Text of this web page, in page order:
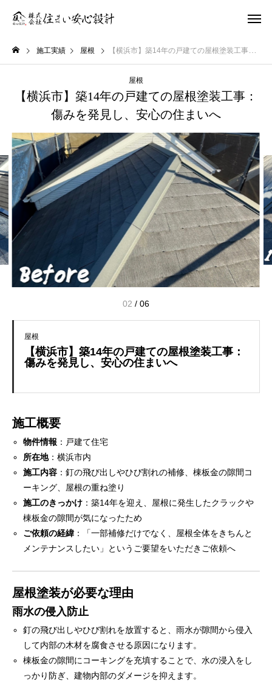
施工実績 屋根 【横浜市】築14年の戸建ての屋根塗装工事：傷みを発見し、安心の住まいへ
屋根
【横浜市】築14年の戸建ての屋根塗装工事：
傷みを発見し、安心の住まいへ
02 / 06
屋根
【横浜市】築14年の戸建ての屋根塗装工事：
傷みを発見し、安心の住まいへ
施工概要
物件情報 ：戸建て住宅
所在地：横浜市内
施工内容 ：釘の飛び出しやひび割れの補修、棟板金の隙間コ
ーキング、屋根の重ね塗り
施工のきっかけ ：築14年を迎え、屋根に発生したクラックや
棟板金の隙間が気になったため
ご依頼の経緯 ：「一部補修だけでなく、屋根全体をきちんと
メンテナンスしたい」というご要望をいただきご依頼へ
屋根塗装が必要な理由
雨水の侵入防止
釘の飛び出しやひび割れを放置すると、雨水が隙間から侵入
して内部の木材を腐食させる原因になります。
棟板金の隙間にコーキングを充填することで、水の浸入をし
っかり防ぎ、建物内部のダメージを抑えます。